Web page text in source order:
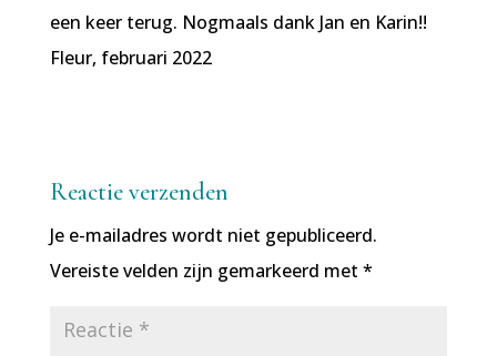
een keer terug. Nogmaals dank Jan en Karin!!
Fleur, februari 2022
Reactie verzenden
Je e-mailadres wordt niet gepubliceerd.
Vereiste velden zijn gemarkeerd met *